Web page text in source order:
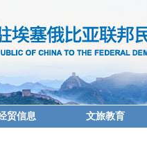
贸信息 文旅教育